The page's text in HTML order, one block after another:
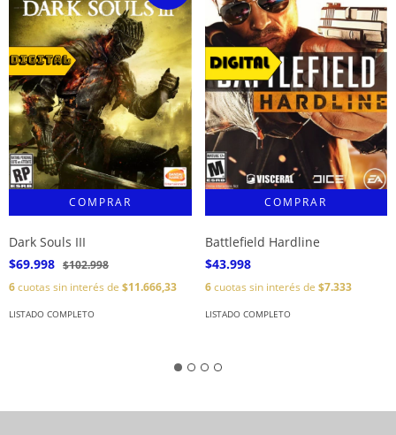
Dark Souls III
$69.998 $102.998
6cuotas sin interés de $11.666,33
LISTADO COMPLETO
Battlefield Hardline
$43.998
6cuotas sin interés de $7.333
LISTADO COMPLETO